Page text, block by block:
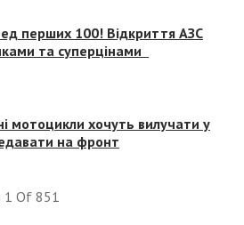
перших 100! Відкриття АЗС
та суперцінами
мотоцикли хочуть вилучати у
на фронт
1 Of 851